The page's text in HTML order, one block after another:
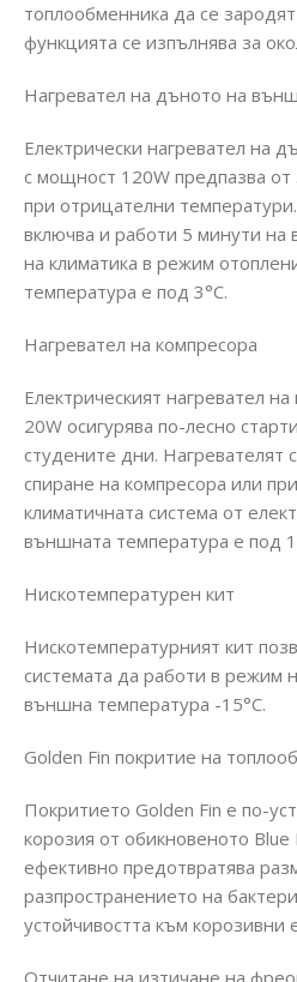
топлообменника да се
функцията се изпълнява за
Нагревател на дъното на
Електрически нагревател на
с мощност 120W предпазва
при отрицателни
включва и работи 5 минути на
на климатика в режим
температура е под 3°C.
Нагревател на компресора
Електрическият нагревател
20W осигурява по-лесно
студените дни. Нагревателят
спиране на компресора или
климатичната система от
външната температура е под
Нискотемпературен кит
Нискотемпературният кит
системата да работи в режим
външна температура -15°C.
Golden Fin покритие на
Покритието Golden Fin е по-
корозия от обикновеното Blue
ефективно предотвратява
разпространението на
устойчивостта към корозивни